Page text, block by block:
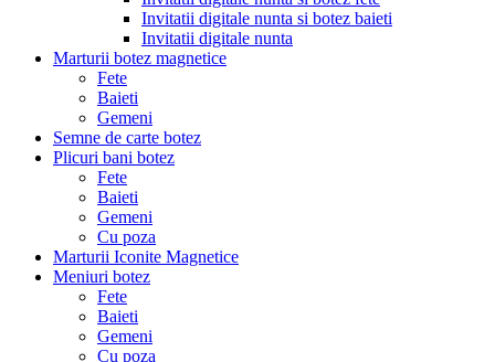
Invitatii digitale nunta si botez baieti
Invitatii digitale nunta
Marturii botez magnetice
Fete
Baieti
Gemeni
Semne de carte botez
Plicuri bani botez
Fete
Baieti
Gemeni
Cu poza
Marturii Iconite Magnetice
Meniuri botez
Fete
Baieti
Gemeni
Cu poza